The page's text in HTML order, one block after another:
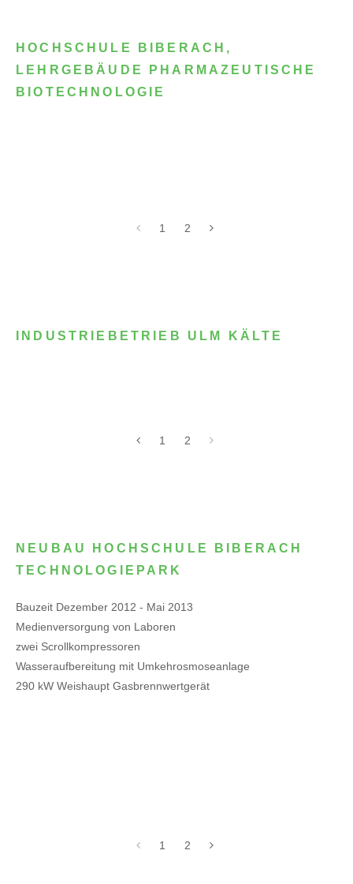
HOCHSCHULE BIBERACH,
LEHRGEBÄUDE PHARMAZEUTISCHE
BIOTECHNOLOGIE
1 2
INDUSTRIEBETRIEB ULM KÄLTE
1 2
NEUBAU HOCHSCHULE BIBERACH
TECHNOLOGIEPARK
Bauzeit Dezember 2012 - Mai 2013
Medienversorgung von Laboren
zwei Scrollkompressoren
Wasseraufbereitung mit Umkehrosmoseanlage
290 kW Weishaupt Gasbrennwertgerät
1 2